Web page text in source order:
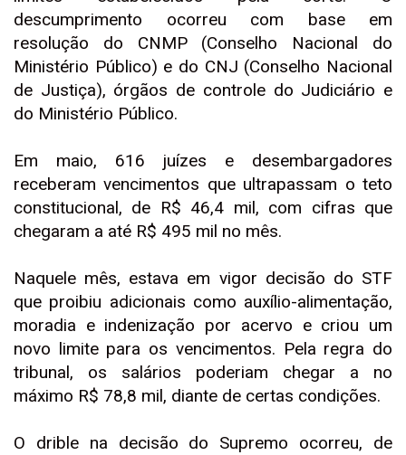
descumprimento ocorreu com base em
resolução do CNMP (Conselho Nacional do
Ministério Público) e do CNJ (Conselho Nacional
de Justiça), órgãos de controle do Judiciário e
do Ministério Público.
Em maio, 616 juízes e desembargadores
receberam vencimentos que ultrapassam o teto
constitucional, de R$ 46,4 mil, com cifras que
chegaram a até R$ 495 mil no mês.
Naquele mês, estava em vigor decisão do STF
que proibiu adicionais como auxílio-alimentação,
moradia e indenização por acervo e criou um
novo limite para os vencimentos. Pela regra do
tribunal, os salários poderiam chegar a no
máximo R$ 78,8 mil, diante de certas condições.
O drible na decisão do Supremo ocorreu, de